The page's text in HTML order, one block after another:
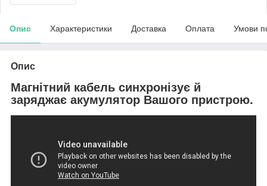
Опис Характеристики Доставка Оплата Умови
Опис
Магнітний кабель синхронізує й
заряджає акумулятор Вашого пристрою.